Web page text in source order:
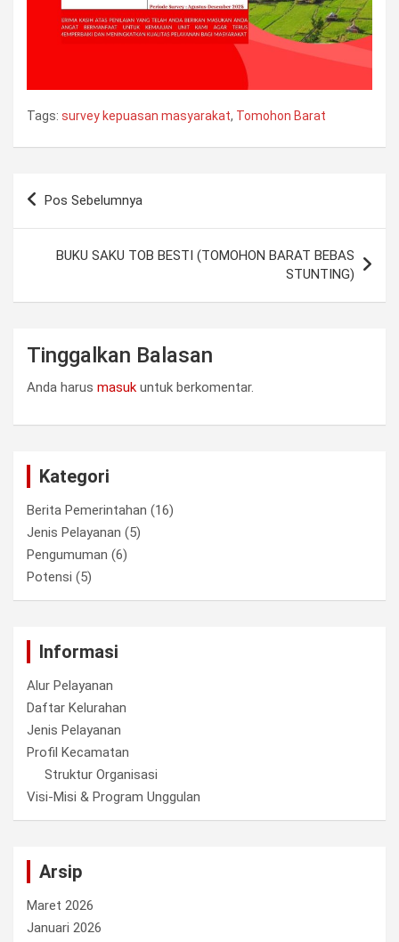
Tags: survey kepuasan masyarakat, Tomohon Barat
Navigasi
Pos Sebelumnya
BUKU SAKU TOB BESTI (TOMOHON BARAT BEBAS
STUNTING)
Tinggalkan Balasan
Anda harus masuk untuk berkomentar.
Kategori
Berita Pemerintahan (16)
Jenis Pelayanan (5)
Pengumuman (6)
Potensi (5)
Informasi
Alur Pelayanan
Daftar Kelurahan
Jenis Pelayanan
Profil Kecamatan
Struktur Organisasi
Visi-Misi & Program Unggulan
Arsip
Maret 2026
Januari 2026